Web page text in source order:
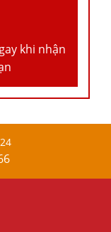
khi nhận